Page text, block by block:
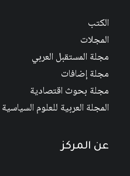
الكتب
المجلات
مجلة المستقبل العربي
مجلة إضافات
مجلة بحوث اقتصادية
المجلة العربية للعلوم السياسية
عن المركز